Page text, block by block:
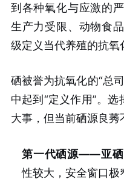
到各种氧化与应激的
生产力受限、动物食
级定义当代养殖的抗氧
硒被誉为抗氧化的“总
中起到“定义作用”。
大事，但当前硒源良莠
第一代硒源——亚
性较大，安全窗口极